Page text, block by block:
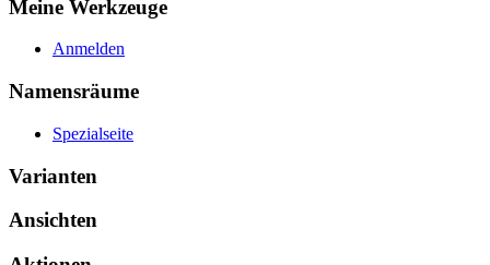
Meine Werkzeuge
Anmelden
Namensräume
Spezialseite
Varianten
Ansichten